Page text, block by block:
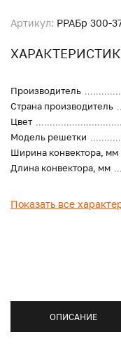
Артикул: PPAБр 300-
Производитель
Страна производитель
Цвет
Модель решетки
Ширина конвектора, мм
Длина конвектора, мм
Показать все
ОПИСАНИЕ